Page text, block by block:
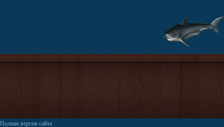
Полная версия сайта